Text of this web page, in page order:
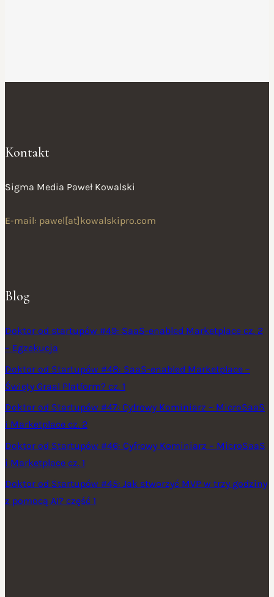
Kontakt
Sigma Media Paweł Kowalski
E-mail: pawel[at]kowalskipro.com
Blog
Doktor od startupów #49: SaaS-enabled Marketplace cz. 2
– Egzekucja
Doktor od Startupów #48: SaaS-enabled Marketplace –
Święty Graal Platform? cz. 1
Doktor od Startupów #47: Cyfrowy Kominiarz – MicroSaaS
i Marketplace cz. 2
Doktor od Startupów #46: Cyfrowy Kominiarz – MicroSaaS
i Marketplace cz. 1
Doktor od Startupów #45: Jak stworzyć MVP w trzy godziny
z pomocą AI? część 1